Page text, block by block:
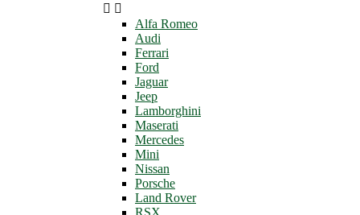
 
Alfa Romeo
Audi
Ferrari
Ford
Jaguar
Jeep
Lamborghini
Maserati
Mercedes
Mini
Nissan
Porsche
Land Rover
RSX